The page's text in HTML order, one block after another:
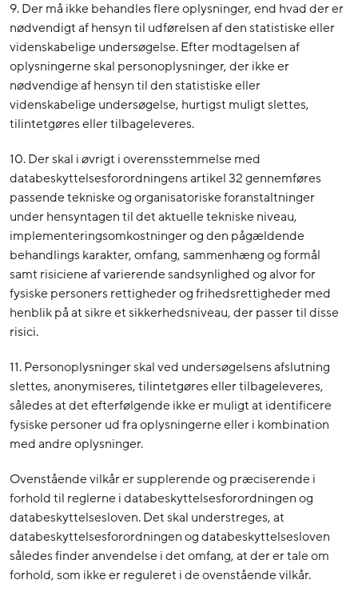
9. Der må ikke behandles flere oplysninger, end hvad der er
nødvendigt af hensyn til udførelsen af den statistiske eller
videnskabelige undersøgelse. Efter modtagelsen af
oplysningerne skal personoplysninger, der ikke er
nødvendige af hensyn til den statistiske eller
videnskabelige undersøgelse, hurtigst muligt slettes,
tilintetgøres eller tilbageleveres.
10. Der skal i øvrigt i overensstemmelse med
databeskyttelsesforordningens artikel 32 gennemføres
passende tekniske og organisatoriske foranstaltninger
under hensyntagen til det aktuelle tekniske niveau,
implementeringsomkostninger og den pågældende
behandlings karakter, omfang, sammenhæng og formål
samt risiciene af varierende sandsynlighed og alvor for
fysiske personers rettigheder og frihedsrettigheder med
henblik på at sikre et sikkerhedsniveau, der passer til disse
risici.
11. Personoplysninger skal ved undersøgelsens afslutning
slettes, anonymiseres, tilintetgøres eller tilbageleveres,
således at det efterfølgende ikke er muligt at identificere
fysiske personer ud fra oplysningerne eller i kombination
med andre oplysninger.
Ovenstående vilkår er supplerende og præciserende i
forhold til reglerne i databeskyttelsesforordningen og
databeskyttelsesloven. Det skal understreges, at
databeskyttelsesforordningen og databeskyttelsesloven
således finder anvendelse i det omfang, at der er tale om
forhold, som ikke er reguleret i de ovenstående vilkår.